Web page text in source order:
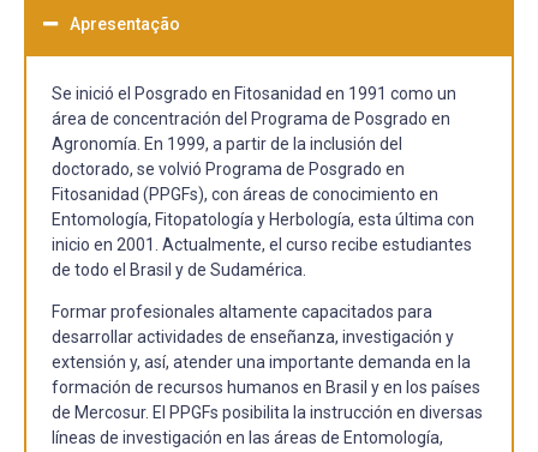
Apresentação
Se inició el Posgrado en Fitosanidad en 1991 como un
área de concentración del Programa de Posgrado en
Agronomía. En 1999, a partir de la inclusión del
doctorado, se volvió Programa de Posgrado en
Fitosanidad (PPGFs), con áreas de conocimiento en
Entomología, Fitopatología y Herbología, esta última con
inicio en 2001. Actualmente, el curso recibe estudiantes
de todo el Brasil y de Sudamérica.
Formar profesionales altamente capacitados para
desarrollar actividades de enseñanza, investigación y
extensión y, así, atender una importante demanda en la
formación de recursos humanos en Brasil y en los países
de Mercosur. El PPGFs posibilita la instrucción en diversas
líneas de investigación en las áreas de Entomología,